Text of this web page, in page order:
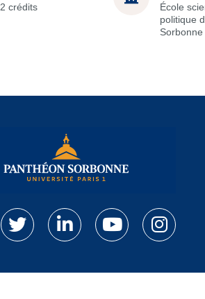
2 crédits
École
politique
Sorbonne